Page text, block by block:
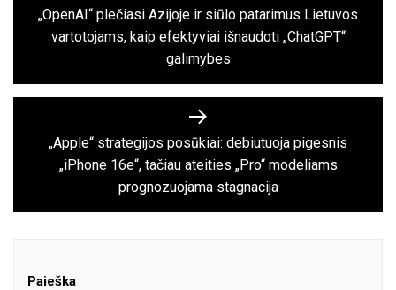
tarp
Previous
post:
„OpenAI“ plečiasi Azijoje ir siūlo patarimus Lietuvos
vartotojams, kaip efektyviai išnaudoti „ChatGPT“
galimybes
Next
post:
„Apple“ strategijos posūkiai: debiutuoja pigesnis
„iPhone 16e“, tačiau ateities „Pro“ modeliams
prognozuojama stagnacija
Paieška